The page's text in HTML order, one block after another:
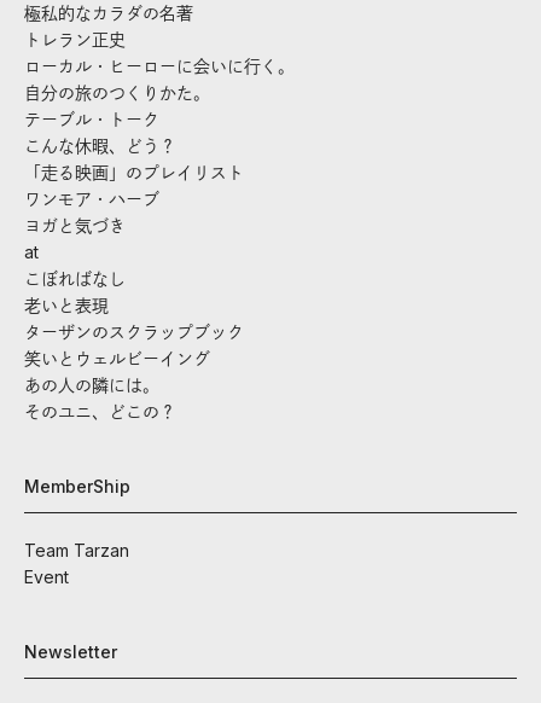
極私的なカラダの名著
トレラン正史
ローカル・ヒーローに会いに行く。
自分の旅のつくりかた。
テーブル・トーク
こんな休暇、どう？
「走る映画」のプレイリスト
ワンモア・ハーブ
ヨガと気づき
at
こぼればなし
老いと表現
ターザンのスクラップブック
笑いとウェルビーイング
あの人の隣には。
そのユニ、どこの？
MemberShip
Team Tarzan
Event
Newsletter